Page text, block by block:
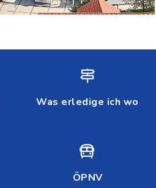
Was erledige ich wo
ÖPNV